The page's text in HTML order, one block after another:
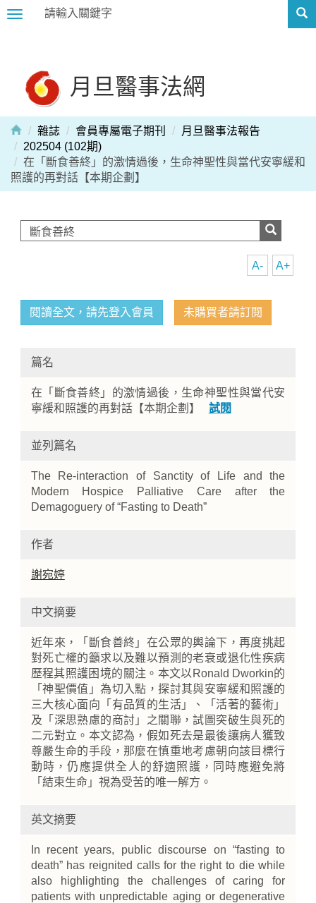
Toggle
月旦醫事法網
Home
雜誌 會員專屬電子期刊
月旦醫事法報告
202504 (102期)
在「斷食善終」的激情過後，生命神聖性與當代安寧緩和
照護的再對話【本期企劃】
A+
A-
閱讀全文，請先登入會員 未購買者請訂閱
篇名
在「斷食善終」的激情過後，生命神聖性與當代安
寧緩和照護的再對話【本期企劃】 試閱
並列篇名
The Re-interaction of Sanctity of Life and the
Modern Hospice Palliative Care after the
Demagoguery of “Fasting to Death”
作者
謝宛婷
中文摘要
近年來，「斷食善終」在公眾的輿論下，再度挑起
對死亡權的籲求以及難以預測的老衰或退化性疾病
歷程其照護困境的關注。本文以Ronald Dworkin的
「神聖價值」為切入點，探討其與安寧緩和照護的
三大核心面向「有品質的生活」、「活著的藝術」
及「深思熟慮的商討」之關聯，試圖突破生與死的
二元對立。本文認為，假如死去是最後讓病人獲致
尊嚴生命的手段，那麼在慎重地考慮朝向該目標行
動時，仍應提供全人的舒適照護，同時應避免將
「結束生命」視為受苦的唯一解方。
英文摘要
In recent years, public discourse on “fasting to
death” has reignited calls for the right to die while
also highlighting the challenges of caring for
patients with unpredictable aging or degenerative